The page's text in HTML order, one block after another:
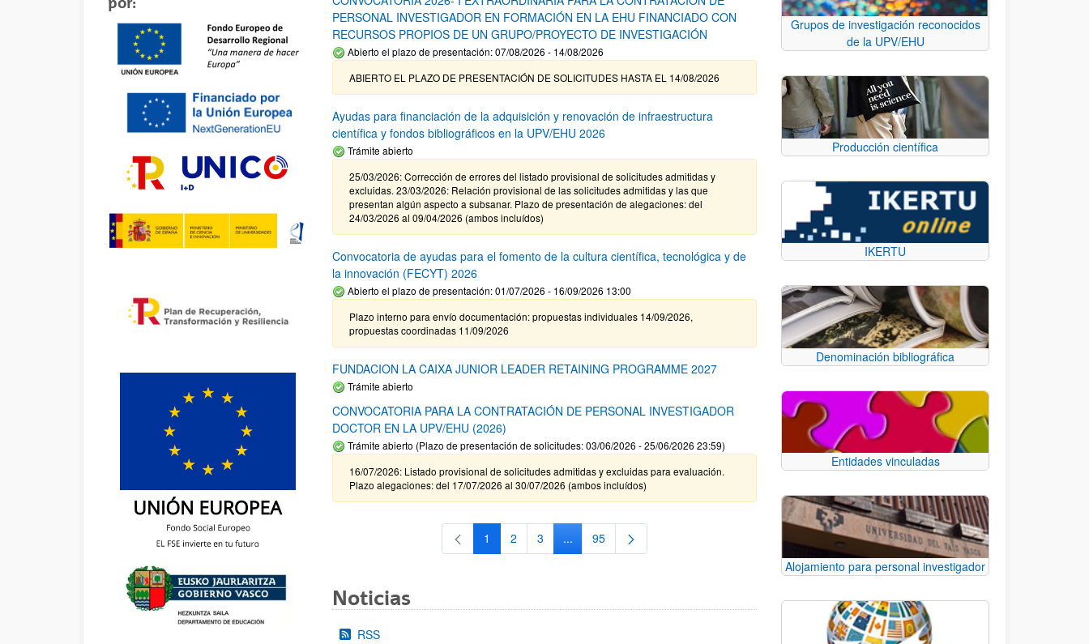
PERSONAL INVESTIGADOR EN FORMACIÓN EN LA EHU FINANCIADO CON
RECURSOS PROPIOS DE UN GRUPO/PROYECTO DE INVESTIGACIÓN
Abierto el plazo de presentación: 07/08/2026 - 14/08/2026
ABIERTO EL PLAZO DE PRESENTACIÓN DE SOLICITUDES HASTA EL 14/08/2026
Ayudas para financiación de la adquisición y renovación de infraestructura
científica y fondos bibliográficos en la UPV/EHU 2026
Trámite abierto
25/03/2026: Corrección de errores del listado provisional de solicitudes admitidas y
excluidas. 23/03/2026: Relación provisional de las solicitudes admitidas y las que
presentan algún aspecto a subsanar. Plazo de presentación de alegaciones: del
24/03/2026 al 09/04/2026 (ambos incluídos)
Convocatoria de ayudas para el fomento de la cultura científica, tecnológica y de
la innovación (FECYT) 2026
Abierto el plazo de presentación: 01/07/2026 - 16/09/2026 13:00
Plazo interno para envío documentación: propuestas individuales 14/09/2026,
propuestas coordinadas 11/09/2026
FUNDACION LA CAIXA JUNIOR LEADER RETAINING PROGRAMME 2027
Trámite abierto
CONVOCATORIA PARA LA CONTRATACIÓN DE PERSONAL INVESTIGADOR
DOCTOR EN LA UPV/EHU (2026)
Trámite abierto (Plazo de presentación de solicitudes: 03/06/2026 - 25/06/2026 23:59)
16/07/2026: Listado provisional de solicitudes admitidas y excluidas para evaluación.
Plazo alegaciones: del 17/07/2026 al 30/07/2026 (ambos incluídos)
Página
1 Página
2 Página
3 ...Páginas intermedias Use TAB para desplazarse.
Página
95
Noticias
RSS
Grupos de investigación reconocidos
de la UPV/EHU
Producción científica
IKERTU
Denominación bibliográfica
Entidades vinculadas
Alojamiento para personal investigador